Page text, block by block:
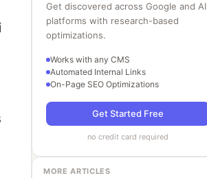
Get discovered across Google and AI
platforms with research-based
optimizations.
Works with any CMS
Automated Internal Links
On-Page SEO Optimizations
Get Started Free
no credit card required
MORE ARTICLES